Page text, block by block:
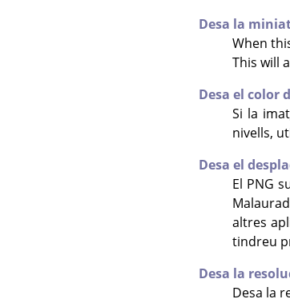
Desa la
When
This will
Desa el color
Si la
nivells,
Desa el
El PNG
altres
tindreu
Desa la
Desa la